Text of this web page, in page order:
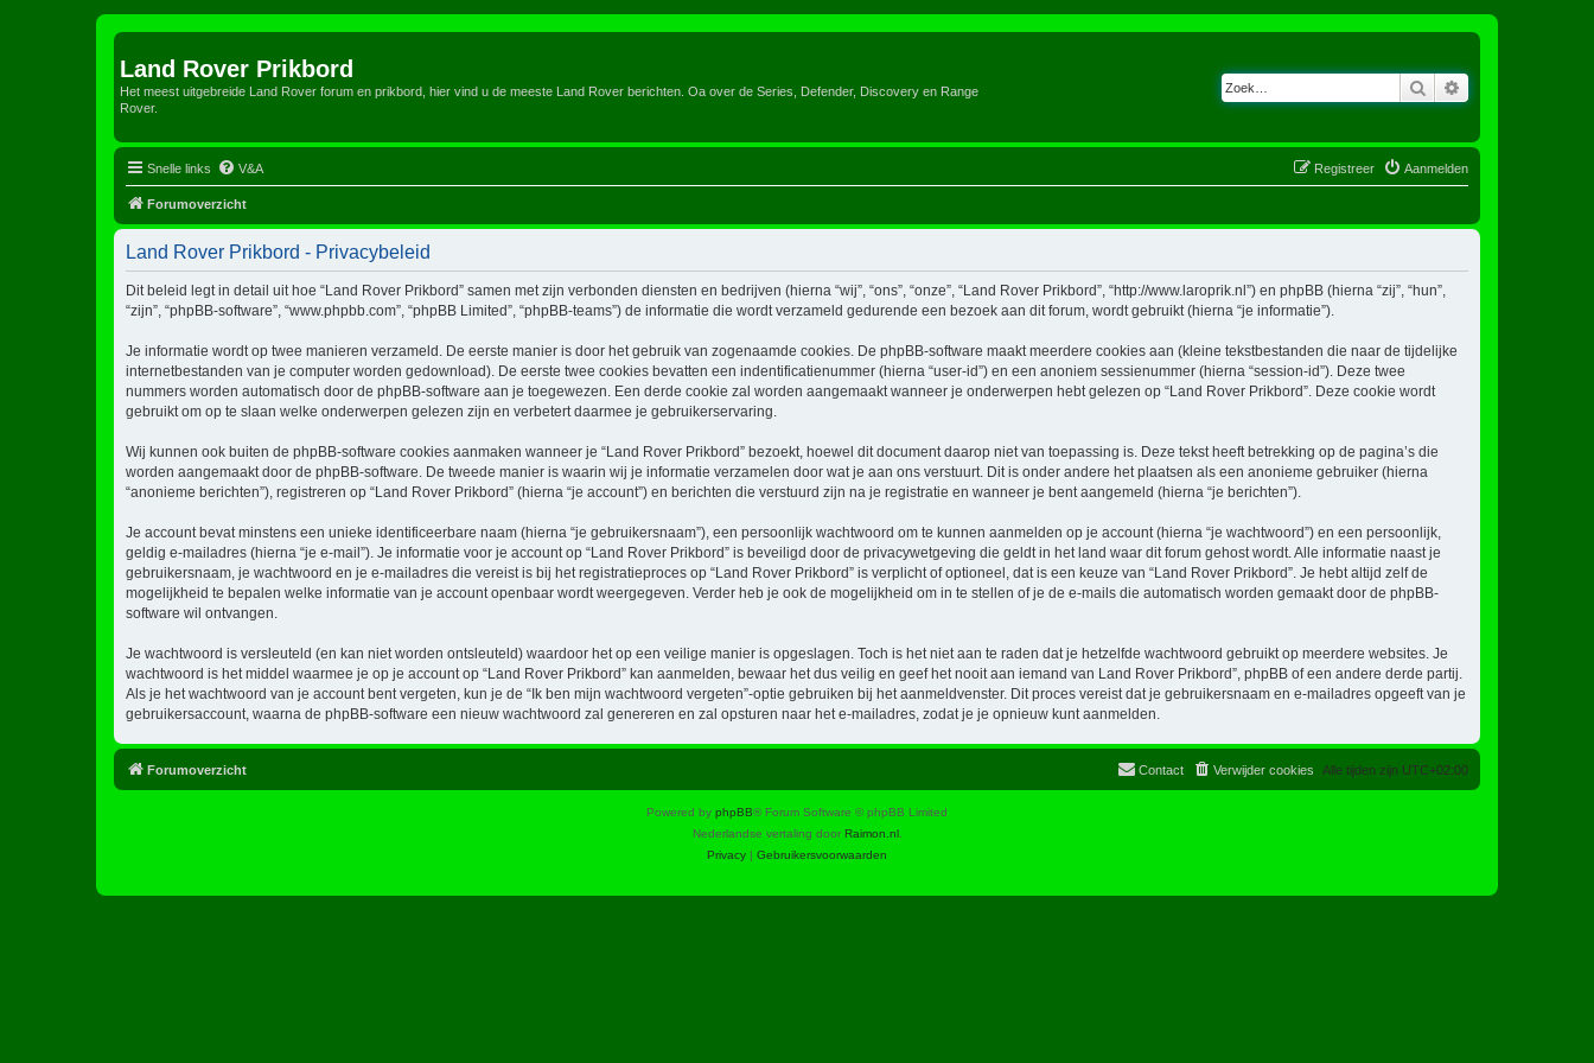
Land Rover Prikbord
Het meest uitgebreide Land Rover forum en prikbord, hier vind u de meeste Land Rover berichten. Oa over de Series, Defender, Discovery en Range
Rover.
Zoek
Snelle links V&A Aanmelden
Registreer
Forumoverzicht
Land Rover Prikbord - Privacybeleid
Dit beleid legt in detail uit hoe “Land Rover Prikbord” samen met zijn verbonden diensten en bedrijven (hierna “wij”, “ons”, “onze”, “Land Rover Prikbord”, “http://www.laroprik.nl”) en phpBB (hierna “zij”, “hun”,
“zijn”, “phpBB-software”, “www.phpbb.com”, “phpBB Limited”, “phpBB-teams”) de informatie die wordt verzameld gedurende een bezoek aan dit forum, wordt gebruikt (hierna “je informatie”).
Je informatie wordt op twee manieren verzameld. De eerste manier is door het gebruik van zogenaamde cookies. De phpBB-software maakt meerdere cookies aan (kleine tekstbestanden die naar de tijdelijke
internetbestanden van je computer worden gedownload). De eerste twee cookies bevatten een indentificatienummer (hierna “user-id”) en een anoniem sessienummer (hierna “session-id”). Deze twee
nummers worden automatisch door de phpBB-software aan je toegewezen. Een derde cookie zal worden aangemaakt wanneer je onderwerpen hebt gelezen op “Land Rover Prikbord”. Deze cookie wordt
gebruikt om op te slaan welke onderwerpen gelezen zijn en verbetert daarmee je gebruikerservaring.
Wij kunnen ook buiten de phpBB-software cookies aanmaken wanneer je “Land Rover Prikbord” bezoekt, hoewel dit document daarop niet van toepassing is. Deze tekst heeft betrekking op de pagina’s die
worden aangemaakt door de phpBB-software. De tweede manier is waarin wij je informatie verzamelen door wat je aan ons verstuurt. Dit is onder andere het plaatsen als een anonieme gebruiker (hierna
“anonieme berichten”), registreren op “Land Rover Prikbord” (hierna “je account”) en berichten die verstuurd zijn na je registratie en wanneer je bent aangemeld (hierna “je berichten”).
Je account bevat minstens een unieke identificeerbare naam (hierna “je gebruikersnaam”), een persoonlijk wachtwoord om te kunnen aanmelden op je account (hierna “je wachtwoord”) en een persoonlijk,
geldig e-mailadres (hierna “je e-mail”). Je informatie voor je account op “Land Rover Prikbord” is beveiligd door de privacywetgeving die geldt in het land waar dit forum gehost wordt. Alle informatie naast je
gebruikersnaam, je wachtwoord en je e-mailadres die vereist is bij het registratieproces op “Land Rover Prikbord” is verplicht of optioneel, dat is een keuze van “Land Rover Prikbord”. Je hebt altijd zelf de
mogelijkheid te bepalen welke informatie van je account openbaar wordt weergegeven. Verder heb je ook de mogelijkheid om in te stellen of je de e-mails die automatisch worden gemaakt door de phpBB-
software wil ontvangen.
Je wachtwoord is versleuteld (en kan niet worden ontsleuteld) waardoor het op een veilige manier is opgeslagen. Toch is het niet aan te raden dat je hetzelfde wachtwoord gebruikt op meerdere websites. Je
wachtwoord is het middel waarmee je op je account op “Land Rover Prikbord” kan aanmelden, bewaar het dus veilig en geef het nooit aan iemand van Land Rover Prikbord”, phpBB of een andere derde partij.
Als je het wachtwoord van je account bent vergeten, kun je de “Ik ben mijn wachtwoord vergeten”-optie gebruiken bij het aanmeldvenster. Dit proces vereist dat je gebruikersnaam en e-mailadres opgeeft van je
gebruikersaccount, waarna de phpBB-software een nieuw wachtwoord zal genereren en zal opsturen naar het e-mailadres, zodat je je opnieuw kunt aanmelden.
Forumoverzicht Alle tijden zijn UTC+02:00
Verwijder cookies
Contact
Powered by phpBB® Forum Software © phpBB Limited
Nederlandse vertaling door Raimon.nl.
Privacy | Gebruikersvoorwaarden